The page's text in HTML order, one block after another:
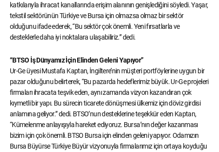
katkılarıyla ihracat kanallarında erişim alanının genişlediğini söyledi. Yaşar,
tekstil sektörünün Türkiye ve Bursa için olmazsa olmaz bir sektör
olduğunu ifade ederek, “Bu sektör çok önemli. Yeni fırsatlarla ve
desteklerle daha iyi noktalara ulaşabiliriz.” dedi.
“BTSO İş Dünyamız İçin Elinden Geleni Yapıyor”
Ur-Ge üyesi Mustafa Kaptan, İngiltere’nin müşteri portföylerine uygun bir
pazar olduğunu belirterek, “Bu pazarda hedeflerimiz büyük. Ur-Ge projeleri
firmaları ihracata teşvik eden, aynı zamanda vizyon kazandıran çok
kıymetli bir yapı. Bu sürecin ticarete dönüşmesi ülkemiz için döviz girdisi
anlamına geliyor.” dedi. BTSO’nun desteklerine teşekkür eden Kaptan,
“Kümelenme anlayışıyla hareket ediyoruz. Bursa’nın değer kazanması
bizim için çok önemli. BTSO Bursa için elinden geleni yapıyor. Odamızın
Bursa Büyürse Türkiye Büyür vizyonuyla firmalarımız için ortaya koyduğu